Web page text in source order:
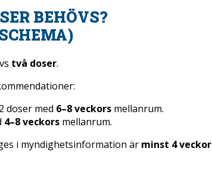
BEHÖVS?
två doser.
2 doser med 6–8 veckors mellanrum.
4–8 veckors mellanrum.
i myndighetsinformation är minst 4 veckor